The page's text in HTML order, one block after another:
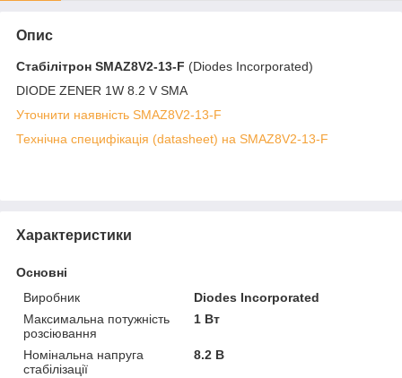
Опис
Стабілітрон SMAZ8V2-13-F (Diodes Incorporated)
DIODE ZENER 1W 8.2 V SMA
Уточнити наявність SMAZ8V2-13-F
Технічна специфікація (datasheet) на SMAZ8V2-13-F
Характеристики
Основні
Виробник
Diodes Incorporated
Максимальна потужність
розсіювання
1 Вт
Номінальна напруга
стабілізації
8.2 В